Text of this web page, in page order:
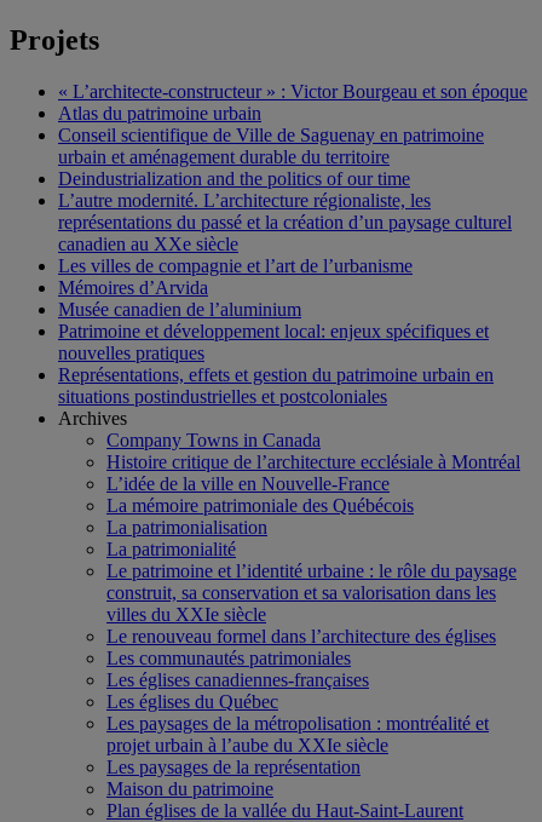
Projets
« L’architecte-constructeur » : Victor Bourgeau et son époque
Atlas du patrimoine urbain
Conseil scientifique de Ville de Saguenay en patrimoine
urbain et aménagement durable du territoire
Deindustrialization and the politics of our time
L’autre modernité. L’architecture régionaliste, les
représentations du passé et la création d’un paysage culturel
canadien au XXe siècle
Les villes de compagnie et l’art de l’urbanisme
Mémoires d’Arvida
Musée canadien de l’aluminium
Patrimoine et développement local: enjeux spécifiques et
nouvelles pratiques
Représentations, effets et gestion du patrimoine urbain en
situations postindustrielles et postcoloniales
Archives
Company Towns in Canada
Histoire critique de l’architecture ecclésiale à Montréal
L’idée de la ville en Nouvelle-France
La mémoire patrimoniale des Québécois
La patrimonialisation
La patrimonialité
Le patrimoine et l’identité urbaine : le rôle du paysage
construit, sa conservation et sa valorisation dans les
villes du XXIe siècle
Le renouveau formel dans l’architecture des églises
Les communautés patrimoniales
Les églises canadiennes-françaises
Les églises du Québec
Les paysages de la métropolisation : montréalité et
projet urbain à l’aube du XXIe siècle
Les paysages de la représentation
Maison du patrimoine
Plan églises de la vallée du Haut-Saint-Laurent